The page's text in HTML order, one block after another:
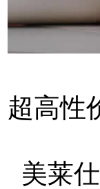
超高性
美莱